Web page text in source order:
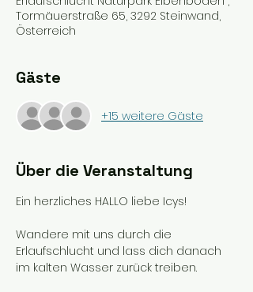
Tormäuerstraße 65, 3292 Steinwand,
Österreich
Gäste
+15 weitere Gäste
Über die Veranstaltung
Ein herzliches HALLO liebe Icys!
Wandere mit uns durch die
Erlaufschlucht und lass dich danach
im kalten Wasser zurück treiben.